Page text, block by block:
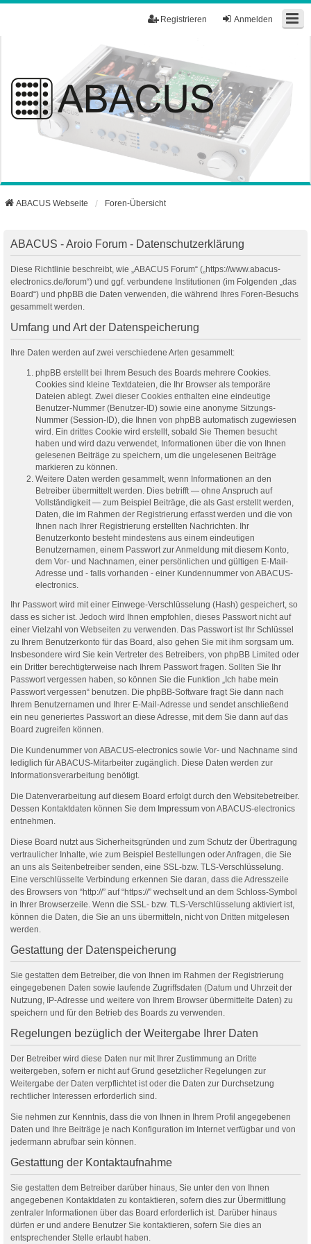
Anmelden
Registrieren
ABACUS Webseite Foren-Übersicht
ABACUS - Aroio Forum - Datenschutzerklärung
Diese Richtlinie beschreibt, wie „ABACUS Forum“ („https://www.abacus-
electronics.de/forum“) und ggf. verbundene Institutionen (im Folgenden „das
Board“) und phpBB die Daten verwenden, die während Ihres Foren-Besuchs
gesammelt werden.
Umfang und Art der Datenspeicherung
Ihre Daten werden auf zwei verschiedene Arten gesammelt:
phpBB erstellt bei Ihrem Besuch des Boards mehrere Cookies.
Cookies sind kleine Textdateien, die Ihr Browser als temporäre
Dateien ablegt. Zwei dieser Cookies enthalten eine eindeutige
Benutzer-Nummer (Benutzer-ID) sowie eine anonyme Sitzungs-
Nummer (Session-ID), die Ihnen von phpBB automatisch zugewiesen
wird. Ein drittes Cookie wird erstellt, sobald Sie Themen besucht
haben und wird dazu verwendet, Informationen über die von Ihnen
gelesenen Beiträge zu speichern, um die ungelesenen Beiträge
markieren zu können.
Weitere Daten werden gesammelt, wenn Informationen an den
Betreiber übermittelt werden. Dies betrifft — ohne Anspruch auf
Vollständigkeit — zum Beispiel Beiträge, die als Gast erstellt werden,
Daten, die im Rahmen der Registrierung erfasst werden und die von
Ihnen nach Ihrer Registrierung erstellten Nachrichten. Ihr
Benutzerkonto besteht mindestens aus einem eindeutigen
Benutzernamen, einem Passwort zur Anmeldung mit diesem Konto,
dem Vor- und Nachnamen, einer persönlichen und gültigen E-Mail-
Adresse und - falls vorhanden - einer Kundennummer von ABACUS-
electronics.
Ihr Passwort wird mit einer Einwege-Verschlüsselung (Hash) gespeichert, so
dass es sicher ist. Jedoch wird Ihnen empfohlen, dieses Passwort nicht auf
einer Vielzahl von Webseiten zu verwenden. Das Passwort ist Ihr Schlüssel
zu Ihrem Benutzerkonto für das Board, also gehen Sie mit ihm sorgsam um.
Insbesondere wird Sie kein Vertreter des Betreibers, von phpBB Limited oder
ein Dritter berechtigterweise nach Ihrem Passwort fragen. Sollten Sie Ihr
Passwort vergessen haben, so können Sie die Funktion „Ich habe mein
Passwort vergessen“ benutzen. Die phpBB-Software fragt Sie dann nach
Ihrem Benutzernamen und Ihrer E-Mail-Adresse und sendet anschließend
ein neu generiertes Passwort an diese Adresse, mit dem Sie dann auf das
Board zugreifen können.
Die Kundenummer von ABACUS-electronics sowie Vor- und Nachname sind
lediglich für ABACUS-Mitarbeiter zugänglich. Diese Daten werden zur
Informationsverarbeitung benötigt.
Die Datenverarbeitung auf diesem Board erfolgt durch den Websitebetreiber.
Dessen Kontaktdaten können Sie dem Impressum von ABACUS-electronics
entnehmen.
Diese Board nutzt aus Sicherheitsgründen und zum Schutz der Übertragung
vertraulicher Inhalte, wie zum Beispiel Bestellungen oder Anfragen, die Sie
an uns als Seitenbetreiber senden, eine SSL-bzw. TLS-Verschlüsselung.
Eine verschlüsselte Verbindung erkennen Sie daran, dass die Adresszeile
des Browsers von “http://” auf “https://” wechselt und an dem Schloss-Symbol
in Ihrer Browserzeile. Wenn die SSL- bzw. TLS-Verschlüsselung aktiviert ist,
können die Daten, die Sie an uns übermitteln, nicht von Dritten mitgelesen
werden.
Gestattung der Datenspeicherung
Sie gestatten dem Betreiber, die von Ihnen im Rahmen der Registrierung
eingegebenen Daten sowie laufende Zugriffsdaten (Datum und Uhrzeit der
Nutzung, IP-Adresse und weitere von Ihrem Browser übermittelte Daten) zu
speichern und für den Betrieb des Boards zu verwenden.
Regelungen bezüglich der Weitergabe Ihrer Daten
Der Betreiber wird diese Daten nur mit Ihrer Zustimmung an Dritte
weitergeben, sofern er nicht auf Grund gesetzlicher Regelungen zur
Weitergabe der Daten verpflichtet ist oder die Daten zur Durchsetzung
rechtlicher Interessen erforderlich sind.
Sie nehmen zur Kenntnis, dass die von Ihnen in Ihrem Profil angegebenen
Daten und Ihre Beiträge je nach Konfiguration im Internet verfügbar und von
jedermann abrufbar sein können.
Gestattung der Kontaktaufnahme
Sie gestatten dem Betreiber darüber hinaus, Sie unter den von Ihnen
angegebenen Kontaktdaten zu kontaktieren, sofern dies zur Übermittlung
zentraler Informationen über das Board erforderlich ist. Darüber hinaus
dürfen er und andere Benutzer Sie kontaktieren, sofern Sie dies an
entsprechender Stelle erlaubt haben.